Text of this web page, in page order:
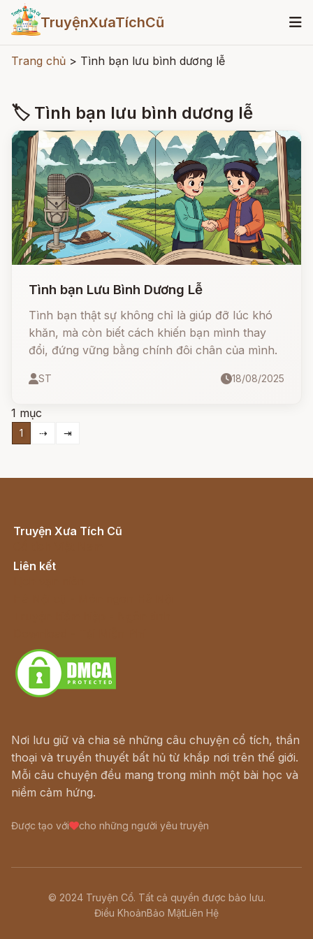
TruyệnXưaTíchCũ
Trang chủ > Tình bạn lưu bình dương lễ
🏷 Tình bạn lưu bình dương lễ
Tình bạn Lưu Bình Dương Lễ
Tình bạn thật sự không chỉ là giúp đỡ lúc khó
khăn, mà còn biết cách khiến bạn mình thay
đổi, đứng vững bằng chính đôi chân của mình.
ST 18/08/2025
1 mục
1 ⇢ ⇥
Truyện Xưa Tích Cũ
Liên kết
Nơi lưu giữ và chia sẻ những câu chuyện cổ tích, thần
thoại và truyền thuyết bất hủ từ khắp nơi trên thế giới.
Mỗi câu chuyện đều mang trong mình một bài học và
niềm cảm hứng.
Được tạo với cho những người yêu truyện
© 2024 Truyện Cổ. Tất cả quyền được bảo lưu.
Điều KhoảnBảo MậtLiên Hệ